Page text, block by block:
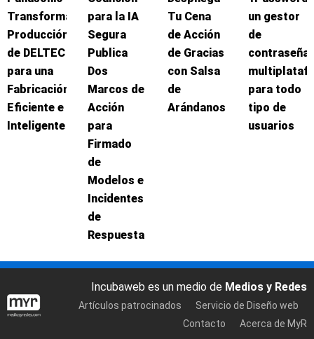
Transforma
Producción
de DELTEC
para una
Fabricación
Eficiente e
Inteligente
para la IA
Segura
Publica
Dos
Marcos de
Acción
para
Firmado
de
Modelos e
Incidentes
de
Respuesta
Tu Cena
de Acción
de Gracias
con Salsa
de
Arándanos
un gestor
de
para todo
tipo de
usuarios
Incubaweb es un medio de Medios y Redes
Artículos patrocinados
Servicio de Diseño web
Contacto
Acerca de MyR